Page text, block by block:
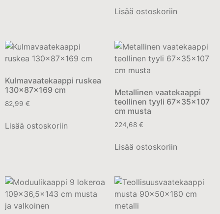
Lisää ostoskoriin
Kulmavaatekaappi ruskea
130x87x169 cm
82,99 €
Lisää ostoskoriin
Metallinen vaatekaappi
teollinen tyyli 67x35x107
cm musta
224,68 €
Lisää ostoskoriin